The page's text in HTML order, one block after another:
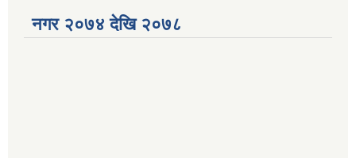
नगर २०७४ देखि २०७८